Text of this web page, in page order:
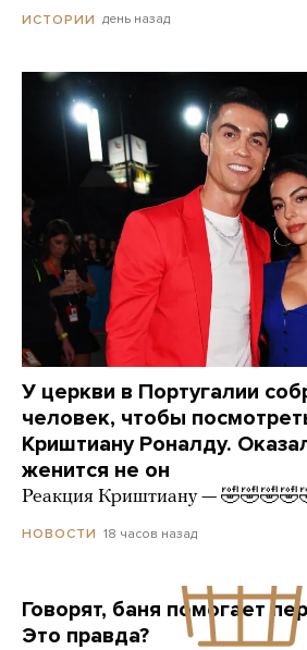
ИСТОРИИ день назад
У церкви в Португалии
человек, чтобы
Криштиану Роналду.
женится не он
Реакция Криштиану —
НОВОСТИ 18 часов назад
Говорят, баня помогает
Это правда?